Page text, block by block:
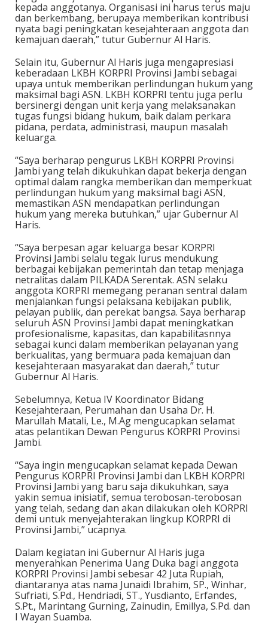
kepada anggotanya. Organisasi ini harus terus maju
dan berkembang, berupaya memberikan kontribusi
nyata bagi peningkatan kesejahteraan anggota dan
kemajuan daerah,” tutur Gubernur Al Haris.
Selain itu, Gubernur Al Haris juga mengapresiasi
keberadaan LKBH KORPRI Provinsi Jambi sebagai
upaya untuk memberikan perlindungan hukum yang
maksimal bagi ASN. LKBH KORPRI tentu juga perlu
bersinergi dengan unit kerja yang melaksanakan
tugas fungsi bidang hukum, baik dalam perkara
pidana, perdata, administrasi, maupun masalah
keluarga.
“Saya berharap pengurus LKBH KORPRI Provinsi
Jambi yang telah dikukuhkan dapat bekerja dengan
optimal dalam rangka memberikan dan memperkuat
perlindungan hukum yang maksimal bagi ASN,
memastikan ASN mendapatkan perlindungan
hukum yang mereka butuhkan,” ujar Gubernur Al
Haris.
“Saya berpesan agar keluarga besar KORPRI
Provinsi Jambi selalu tegak lurus mendukung
berbagai kebijakan pemerintah dan tetap menjaga
netralitas dalam PILKADA Serentak. ASN selaku
anggota KORPRI memegang peranan sentral dalam
menjalankan fungsi pelaksana kebijakan publik,
pelayan publik, dan perekat bangsa. Saya berharap
seluruh ASN Provinsi Jambi dapat meningkatkan
profesionalisme, kapasitas, dan kapabilitasnnya
sebagai kunci dalam memberikan pelayanan yang
berkualitas, yang bermuara pada kemajuan dan
kesejahteraan masyarakat dan daerah,” tutur
Gubernur Al Haris.
Sebelumnya, Ketua IV Koordinator Bidang
Kesejahteraan, Perumahan dan Usaha Dr. H.
Marullah Matali, Le., M.Ag mengucapkan selamat
atas pelantikan Dewan Pengurus KORPRI Provinsi
Jambi.
“Saya ingin mengucapkan selamat kepada Dewan
Pengurus KORPRI Provinsi Jambi dan LKBH KORPRI
Provinsi Jambi yang baru saja dikukuhkan, saya
yakin semua inisiatif, semua terobosan-terobosan
yang telah, sedang dan akan dilakukan oleh KORPRI
demi untuk menyejahterakan lingkup KORPRI di
Provinsi Jambi,” ucapnya.
Dalam kegiatan ini Gubernur Al Haris juga
menyerahkan Penerima Uang Duka bagi anggota
KORPRI Provinsi Jambi sebesar 42 Juta Rupiah,
diantaranya atas nama Junaidi Ibrahim, SP., Winhar,
Sufriati, S.Pd., Hendriadi, ST., Yusdianto, Erfandes,
S.Pt., Marintang Gurning, Zainudin, Emillya, S.Pd. dan
I Wayan Suamba.